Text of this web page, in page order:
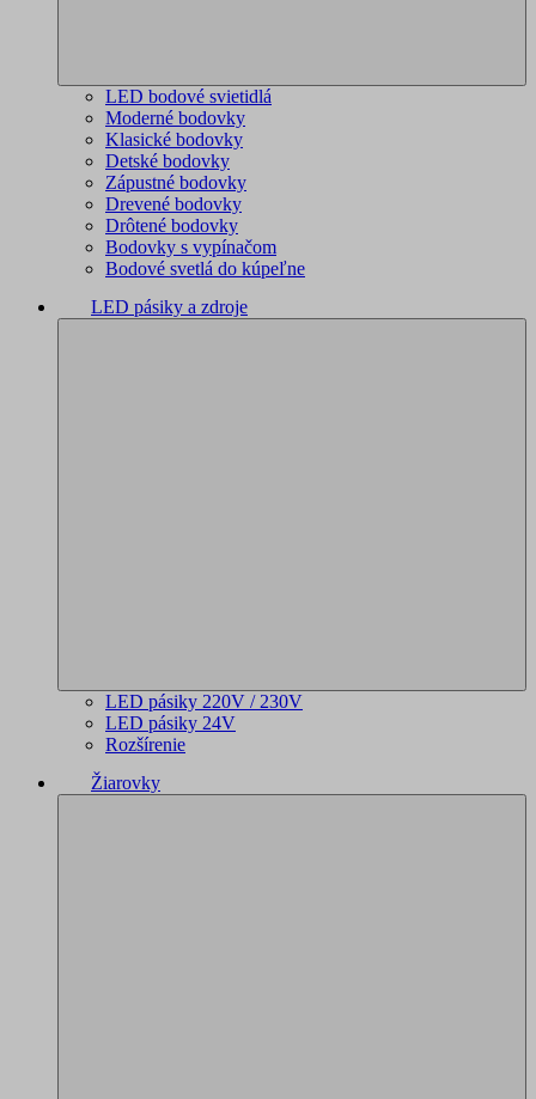
LED bodové svietidlá
Moderné bodovky
Klasické bodovky
Detské bodovky
Zápustné bodovky
Drevené bodovky
Drôtené bodovky
Bodovky s vypínačom
Bodové svetlá do kúpeľne
LED pásiky a zdroje
LED pásiky 220V / 230V
LED pásiky 24V
Rozšírenie
Žiarovky